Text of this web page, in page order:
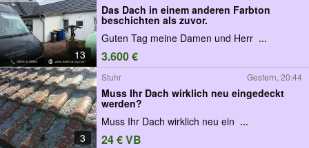
13
Das Dach in einem anderen Farbton
beschichten als zuvor.
Guten Tag meine Damen und Herr ...
3.600 €
3
Stuhr Gestern, 20:44
Muss Ihr Dach wirklich neu eingedeckt
werden?
Muss Ihr Dach wirklich neu ein ...
24 € VB